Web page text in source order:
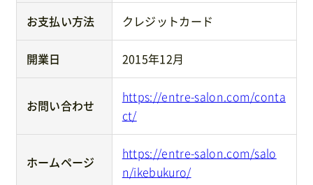
お支払い方法 クレジットカード
開業日 2015年12月
お問い合わせ
https://entre-salon.com/conta
ct/
ホームページ
https://entre-salon.com/salo
n/ikebukuro/